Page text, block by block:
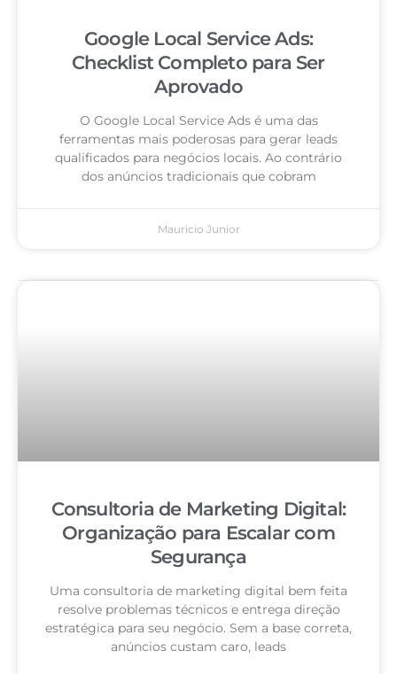
Google Local Service Ads:
Checklist Completo para Ser
Aprovado
O Google Local Service Ads é uma das
ferramentas mais poderosas para gerar leads
qualificados para negócios locais. Ao contrário
dos anúncios tradicionais que cobram
Mauricio Junior
Consultoria de Marketing Digital:
Organização para Escalar com
Segurança
Uma consultoria de marketing digital bem feita
resolve problemas técnicos e entrega direção
estratégica para seu negócio. Sem a base correta,
anúncios custam caro, leads